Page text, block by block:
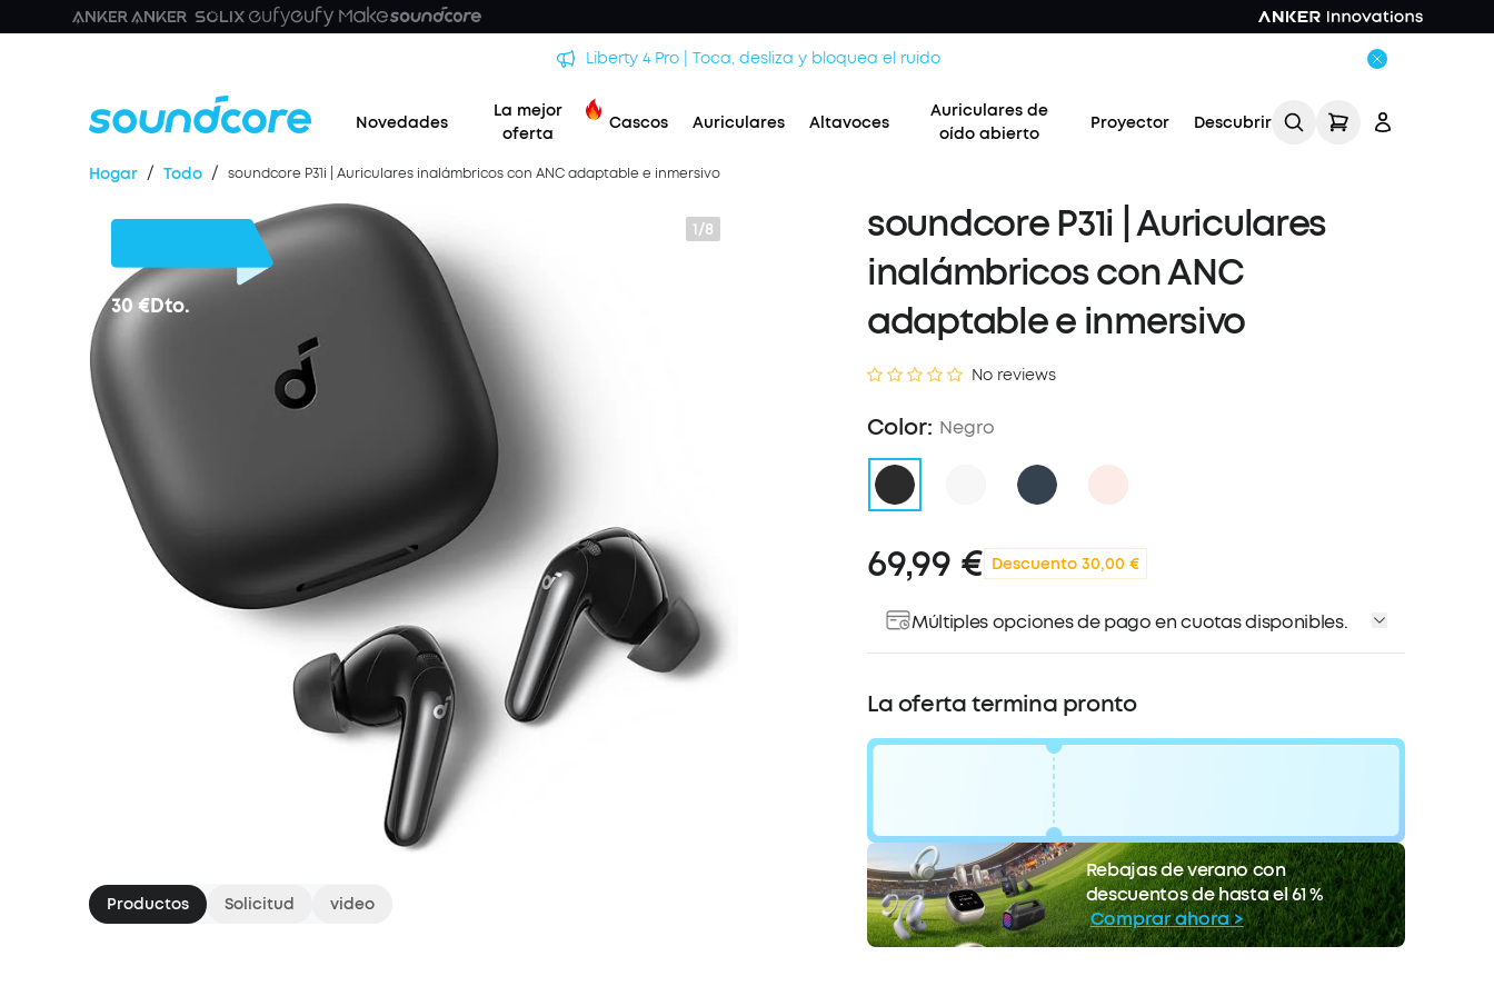
Liberty 4 Pro | Toca, desliza y bloquea el ruido
Novedades
La mejor
oferta
Cascos Auriculares Altavoces
Auriculares de
oído abierto
Proyector Descubrir
Hogar / Todo / soundcore P31i | Auriculares inalámbricos con ANC adaptable e inmersivo
1/8
30 €Dto.
Productos Solicitud video
soundcore P31i | Auriculares
inalámbricos con ANC
adaptable e inmersivo
No reviews
Color: Negro
69,99 € Descuento 30,00 €
Múltiples opciones de pago en cuotas disponibles.
La oferta termina pronto
30 €
Descuento
código:WS24WA3B04PQ
COPIAR
La oferta termina pronto.
Rebajas de verano con
descuentos de hasta el 61 %
Comprar ahora >